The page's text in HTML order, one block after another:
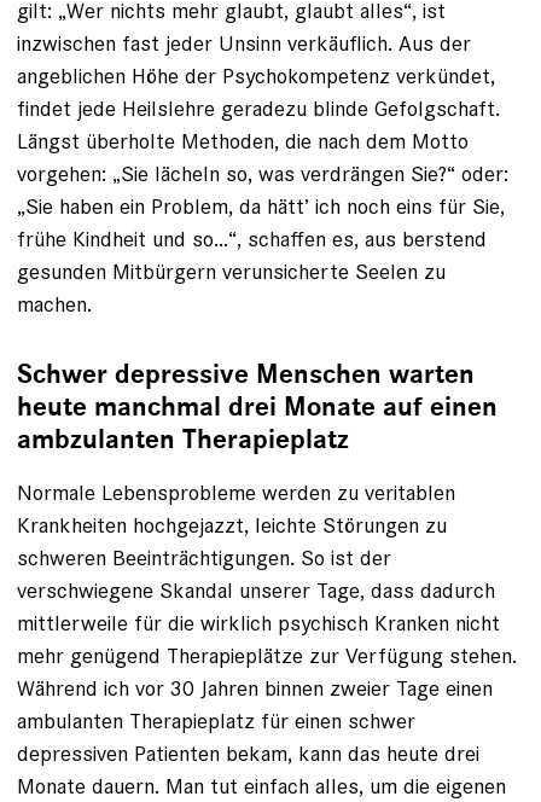
gilt: „Wer nichts mehr glaubt, glaubt alles“, ist
inzwischen fast jeder Unsinn verkäuflich. Aus der
angeblichen Höhe der Psycho­kompetenz verkündet,
findet jede Heilslehre geradezu blinde Gefolgschaft.
Längst überholte Methoden, die nach dem Motto
vorgehen: „Sie lächeln so, was verdrängen Sie?“ oder:
„Sie haben ein Problem, da hätt’ ich noch eins für Sie,
frühe Kindheit und so...“, schaffen es, aus bers­tend
gesunden Mitbürgern verunsicherte Seelen zu
machen.
Schwer depressive Menschen warten
heute manchmal drei Monate auf einen
ambzulanten Therapieplatz
Normale Lebensprobleme werden zu veritablen
Krankheiten hochgejazzt, leichte Störungen zu
schweren Beeinträchtigungen. So ist der
verschwiegene Skandal unserer Tage, dass dadurch
mittlerweile für die wirklich psychisch Kranken nicht
mehr genügend Therapieplätze zur Verfügung stehen.
Während ich vor 30 Jahren binnen zweier Tage einen
ambulanten Therapieplatz für einen schwer
depressiven Patienten bekam, kann das heute drei
Monate dauern. Man tut einfach alles, um die eigenen